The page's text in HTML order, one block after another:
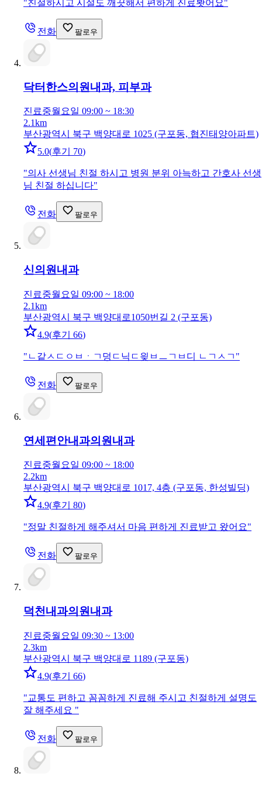
"친절하시고 시설도 깨끗해서 편하게 진료봣어요"
전화 팔로우
닥터한스의원 내과, 피부과
진료중월요일 09:00 ~ 18:30
2.1km
부산광역시 북구 백양대로 1025 (구포동, 협진태양아파트)
5.0(후기 70)
"의사 선생님 친절 하시고 병원 분위 아늑하고 간호사 선생
님 친절 하십니다"
전화 팔로우
신의원 내과
진료중월요일 09:00 ~ 18:00
2.1km
부산광역시 북구 백양대로1050번길 2 (구포동)
4.9(후기 66)
" ㄴ같ㅅㄷㅇㅂㆍㄱ덩ㄷ닉ㄷ읮ㅂㅡㄱㅂ디 ㄴㄱㅅㄱ "
전화 팔로우
연세편안내과의원 내과
진료중월요일 09:00 ~ 18:00
2.2km
부산광역시 북구 백양대로 1017, 4층 (구포동, 한성빌딩)
4.9(후기 80)
"정말 친절하게 해주셔서 마음 편하게 진료받고 왔어요"
전화 팔로우
덕천내과의원 내과
진료중월요일 09:30 ~ 13:00
2.3km
부산광역시 북구 백양대로 1189 (구포동)
4.9(후기 66)
"교통도 편하고 꼼꼼하게 진료해 주시고 친절하게 설명도
잘 해주세요 "
전화 팔로우